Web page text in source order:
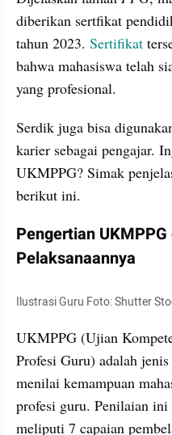
diberikan sertfikat
tahun 2023. Sertifikat
bahwa mahasiswa telah
yang profesional.
Serdik juga bisa
karier sebagai pengajar.
UKMPPG? Simak
berikut ini.
Pengertian
Pelaksanaannya
Ilustrasi Guru Foto: Shutter
UKMPPG (Ujian
Profesi Guru) adalah
menilai kemampuan
profesi guru. Penilaian ini
meliputi 7 capaian